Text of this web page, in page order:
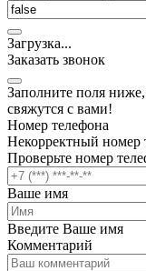
Загрузка...
Заказать звонок
Заполните поля
свяжутся с вами!
Номер телефона
Некорректный номер
Проверьте номер
Ваше имя
Введите Ваше имя
Комментарий